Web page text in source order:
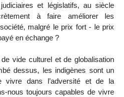
et législatifs, au siècle
à faire améliorer les
malgré le prix fort - le prix
en échange ?
vide culturel et de globalisation
dessus, les indigènes sont un
vivre dans l’adversité et de la
nous toujours capables de vivre